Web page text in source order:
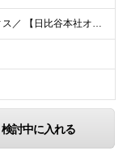
＼転勤なし！駅チカオフィス／ 【日比谷本社オフィス】 東京都港区西新橋1-1-1 日比谷フォートタワー26階 (変更の範囲)上記を除く当社関連勤務地
検討中に入れる